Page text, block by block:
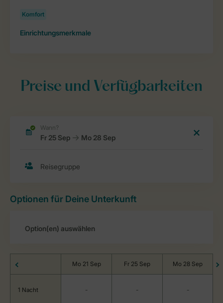
Einrichtungsmerkmale
Preise und Verfügbarkeiten
Optionen für Deine Unterkunft
Mo 21 Sep Fr 25 Sep Mo 28 Sep
1 Nacht - - -